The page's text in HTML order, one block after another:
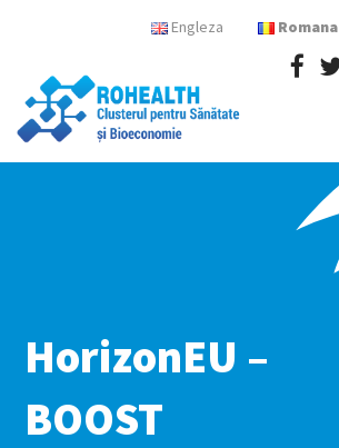
Engleza Romana
HorizonEU –
BOOST